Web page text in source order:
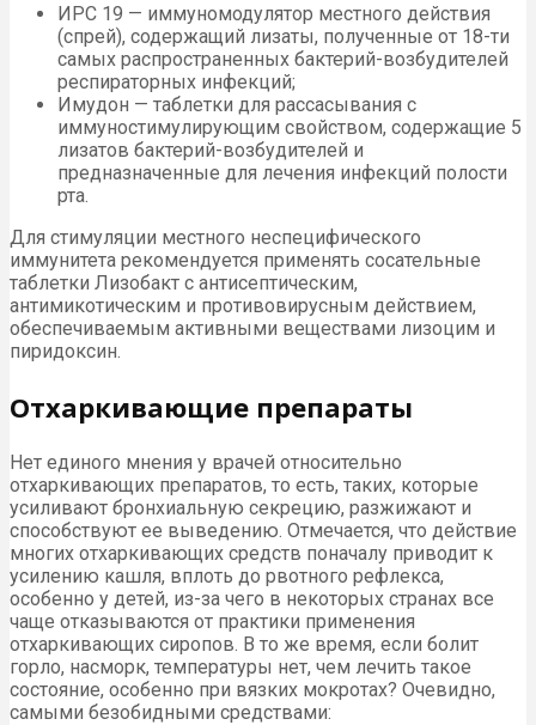
ИРС 19 — иммуномодулятор местного действия
(спрей), содержащий лизаты, полученные от 18-ти
самых распространенных бактерий-возбудителей
респираторных инфекций;
Имудон — таблетки для рассасывания с
иммуностимулирующим свойством, содержащие 5
лизатов бактерий-возбудителей и
предназначенные для лечения инфекций полости
рта.
Для стимуляции местного неспецифического
иммунитета рекомендуется применять сосательные
таблетки Лизобакт с антисептическим,
антимикотическим и противовирусным действием,
обеспечиваемым активными веществами лизоцим и
пиридоксин.
Отхаркивающие препараты
Нет единого мнения у врачей относительно
отхаркивающих препаратов, то есть, таких, которые
усиливают бронхиальную секрецию, разжижают и
способствуют ее выведению. Отмечается, что действие
многих отхаркивающих средств поначалу приводит к
усилению кашля, вплоть до рвотного рефлекса,
особенно у детей, из-за чего в некоторых странах все
чаще отказываются от практики применения
отхаркивающих сиропов. В то же время, если болит
горло, насморк, температуры нет, чем лечить такое
состояние, особенно при вязких мокротах? Очевидно,
самыми безобидными средствами: